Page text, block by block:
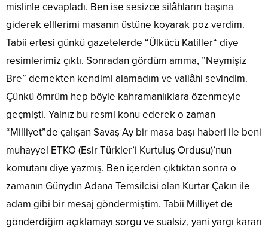
mislinle cevapladı. Ben ise sesizce silâhların başına
giderek elllerimi masanın üstüne koyarak poz verdim.
Tabii ertesi günkü gazetelerde “Ülkücü Katiller“ diye
resimlerimiz çıktı. Sonradan gördüm amma, ”Neymişiz
Bre” demekten kendimi alamadım ve vallâhi sevindim.
Çünkü ömrüm hep böyle kahramanlıklara özenmeyle
geçmişti. Yalnız bu resmi konu ederek o zaman
“Milliyet”de çalışan Savaş Ay bir masa başı haberi ile beni
muhayyel ETKO (Esir Türkler’i Kurtuluş Ordusu)’nun
komutanı diye yazmış. Ben içerden çıktıktan sonra o
zamanın Günydın Adana Temsilcisi olan Kurtar Çakın ile
adam gibi bir mesaj göndermiştim. Tabii Milliyet de
gönderdiğim açıklamayı sorgu ve sualsiz, yani yargı kararı